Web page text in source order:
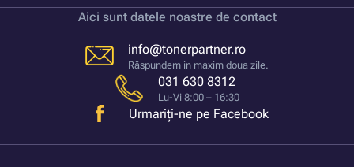
Aici sunt datele noastre de contact
info@tonerpartner.ro
Răspundem in maxim doua zile.
031 630 8312
Lu-Vi 8:00 – 16:30
Urmariți-ne pe Facebook